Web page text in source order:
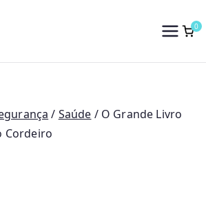
Dreams Baby
0
/ Saúde / O Grande Livro
Cordeiro